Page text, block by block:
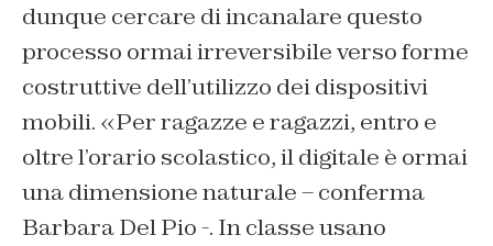
dunque cercare di incanalare questo
processo ormai irreversibile verso forme
costruttive dell’utilizzo dei dispositivi
mobili. «Per ragazze e ragazzi, entro e
oltre l’orario scolastico, il digitale è ormai
una dimensione naturale – conferma
Barbara Del Pio -. In classe usano